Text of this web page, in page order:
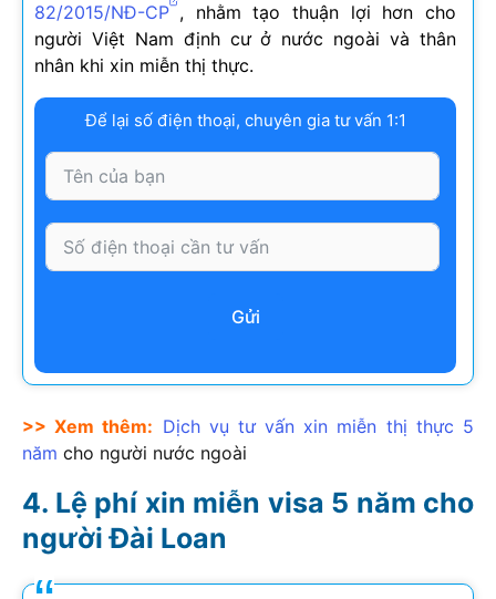
82/2015/NĐ-CP , nhằm tạo thuận lợi hơn cho
người Việt Nam định cư ở nước ngoài và thân
nhân khi xin miễn thị thực.
Để lại số điện thoại, chuyên gia tư vấn 1:1
Gửi
>> Xem thêm: Dịch vụ tư vấn xin miễn thị thực 5
năm cho người nước ngoài
Lệ phí xin miễn visa 5 năm cho
người Đài Loan